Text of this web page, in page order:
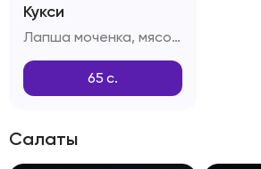
Кукси
Лапша моченка, мясо вырезка, капуста, огурцы, болгарский перец, яичный омлет, редиска, помидоры, секретный бульон , зелень, кунжут
65 с.
Салаты